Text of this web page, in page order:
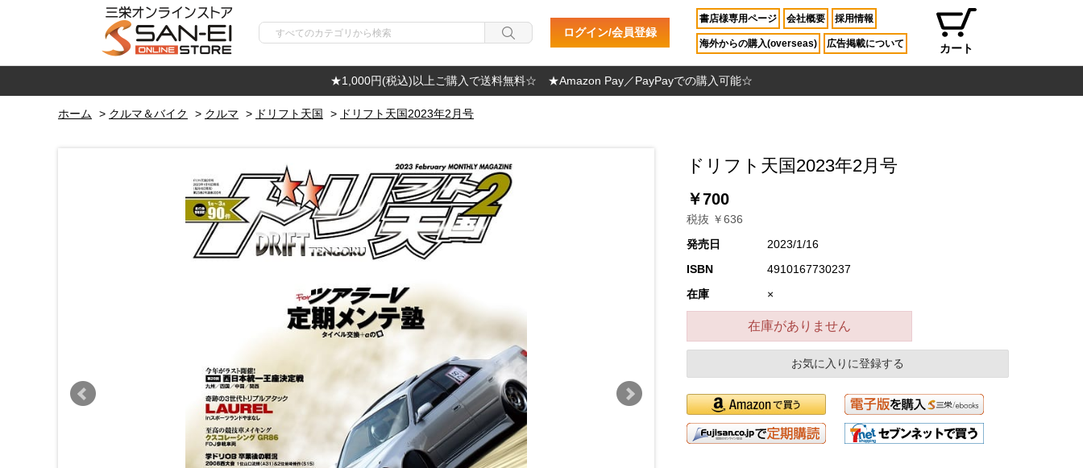
ログイン/会員登録
書店様専用ページ 会社概要 採用情報
海外からの購入(overseas) 広告掲載について カート
★1,000円(税込)以上ご購入で送料無料☆ ★Amazon Pay／PayPayでの購入可能☆
ホーム > クルマ＆バイク > クルマ > ドリフト天国 > ドリフト天国2023年2月号
ドリフト天国2023年2月号
￥700
税抜 ￥636
発売日
2023/1/16
ISBN
4910167730237
在庫
×
在庫がありません
お気に入りに登録する